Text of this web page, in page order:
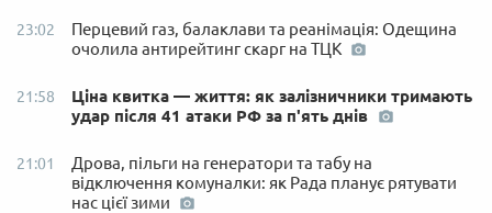
23:02
Перцевий газ, балаклави та реанімація: Одещина
очолила антирейтинг скарг на ТЦК
21:58
Ціна квитка — життя: як залізничники тримають
удар після 41 атаки РФ за п'ять днів
21:01
Дрова, пільги на генератори та табу на
відключення комуналки: як Рада планує рятувати
нас цієї зими